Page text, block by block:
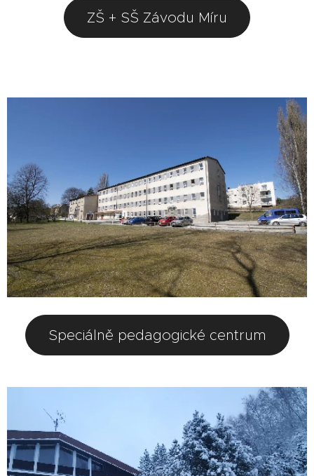
ZŠ + SŠ Závodu Míru
Speciálně pedagogické centrum